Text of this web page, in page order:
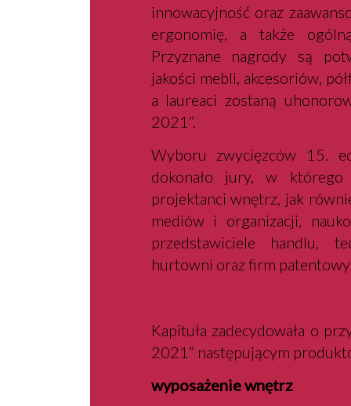
innowacyjność oraz
ergonomię, a także
Przyznane nagrody są
jakości mebli, akcesoriów,
a laureaci zostaną
2021”.
Wyboru zwycięzców 15.
dokonało jury, w
projektanci wnętrz, jak
mediów i organizacji,
przedstawiciele handlu,
hurtowni oraz firm
Kapituła zadecydowała o
2021” następującym
wyposażenie wnętrz